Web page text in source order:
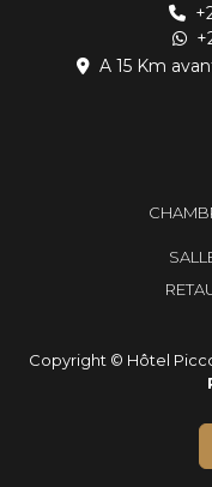
A 15 Km
Copyright © Hôtel